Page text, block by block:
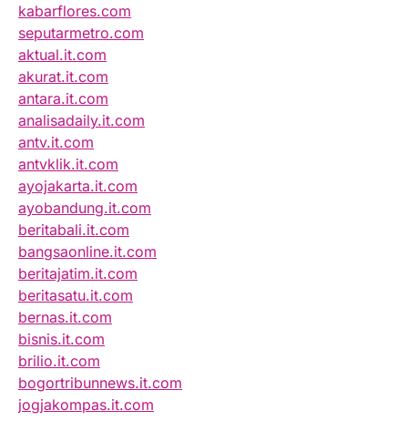
kabarflores.com
seputarmetro.com
aktual.it.com
akurat.it.com
antara.it.com
analisadaily.it.com
antv.it.com
antvklik.it.com
ayojakarta.it.com
ayobandung.it.com
beritabali.it.com
bangsaonline.it.com
beritajatim.it.com
beritasatu.it.com
bernas.it.com
bisnis.it.com
brilio.it.com
bogortribunnews.it.com
jogjakompas.it.com